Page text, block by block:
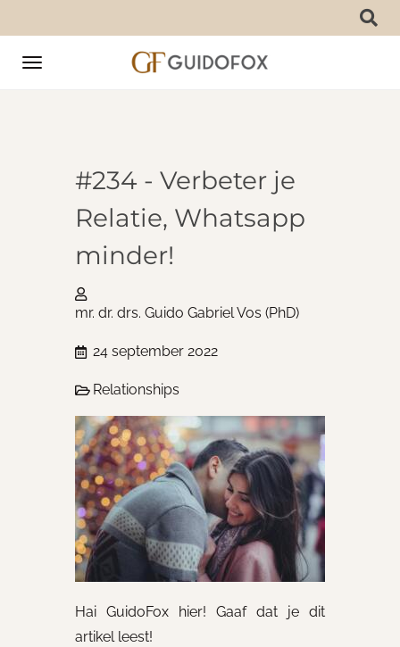
Toggle
#234 - Verbeter je
Relatie, Whatsapp
minder!
mr. dr. drs. Guido Gabriel Vos (PhD)
24 september 2022
Relationships
Hai GuidoFox hier! Gaaf dat je dit
artikel leest!